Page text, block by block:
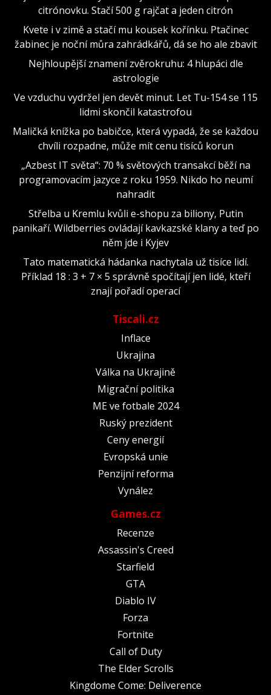
citrónovku. Stačí 500 g rajčat a jeden citrón
Kvete i v zimě a stačí mu kousek kořínku. Ptačinec
žabinec je noční můra zahrádkářů, dá se ho ale zbavit
Nejhloupější znamení zvěrokruhu: 4 hlupáci dle
astrologie
Ve vzduchu vydržel jen devět minut. Let Tu-154 se 115
lidmi skončil katastrofou
Maličká knížka po babičce, která vypadá, že se každou
chvíli rozpadne, může mít cenu tisíců korun
„Azbest IT světa“: 70 % světových transakcí běží na
programovacím jazyce z roku 1959. Nikdo ho neumí
nahradit
Střelba u Kremlu kvůli e-shopu za biliony, Putin
panikaří. Wildberries ovládají kavkazské klany a teď po
něm jde i Kyjev
Tato matematická hádanka nachytala už tisíce lidí.
Příklad 18 : 3 + 7 × 5 správně spočítají jen lidé, kteří
znají pořadí operací
Tiscali.cz
Inflace
Ukrajina
Válka na Ukrajině
Migrační politika
ME ve fotbale 2024
Ruský prezident
Ceny energií
Evropská unie
Penzijní reforma
Vynález
Games.cz
Recenze
Assassin's Creed
Starfield
GTA
Diablo IV
Forza
Fortnite
Call of Duty
The Elder Scrolls
Kingdome Come: Deliverence